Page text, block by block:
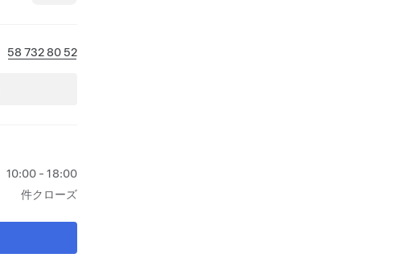
58 732 80 52
10:00 - 18:00
件クローズ